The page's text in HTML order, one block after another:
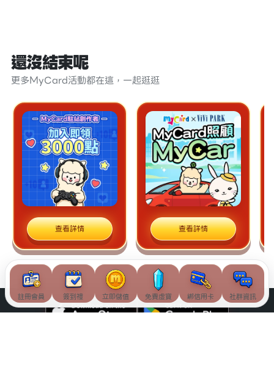
還沒結束呢
更多MyCard活動都在這，一起逛逛
查看詳情 查看詳情
註冊會員 簽到禮 立即儲值 免費虛寶 綁信用卡 社群資訊